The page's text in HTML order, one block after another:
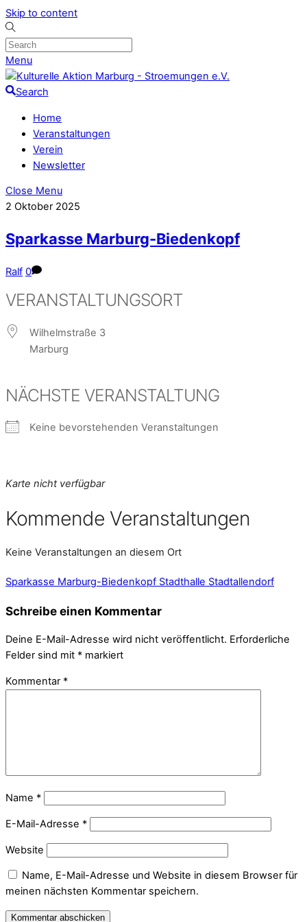
Skip to content
Menu
Search
Home
Veranstaltungen
Verein
Newsletter
Close Menu
2 Oktober 2025
Sparkasse Marburg-Biedenkopf
Ralf 0
VERANSTALTUNGSORT
Wilhelmstraße 3
Marburg
NÄCHSTE VERANSTALTUNG
Keine bevorstehenden Veranstaltungen
Karte nicht verfügbar
Kommende Veranstaltungen
Keine Veranstaltungen an diesem Ort
Sparkasse Marburg-Biedenkopf Stadthalle Stadtallendorf
Schreibe einen Kommentar
Deine E-Mail-Adresse wird nicht veröffentlicht. Erforderliche
Felder sind mit * markiert
Kommentar *
Name *
E-Mail-Adresse *
Website
Name, E-Mail-Adresse und Website in diesem Browser für
meinen nächsten Kommentar speichern.